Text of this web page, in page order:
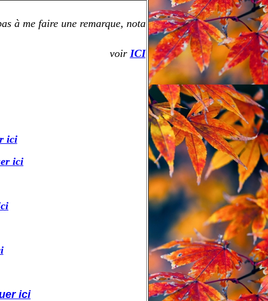
à me faire une remarque, nota
voir ICI
ici
ici
ici